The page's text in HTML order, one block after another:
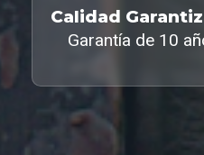
Calidad
Garantía de 10